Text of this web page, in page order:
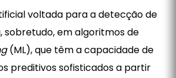
voltada para a detecção de
sobretudo, em algoritmos de
(ML), que têm a capacidade de
preditivos sofisticados a partir